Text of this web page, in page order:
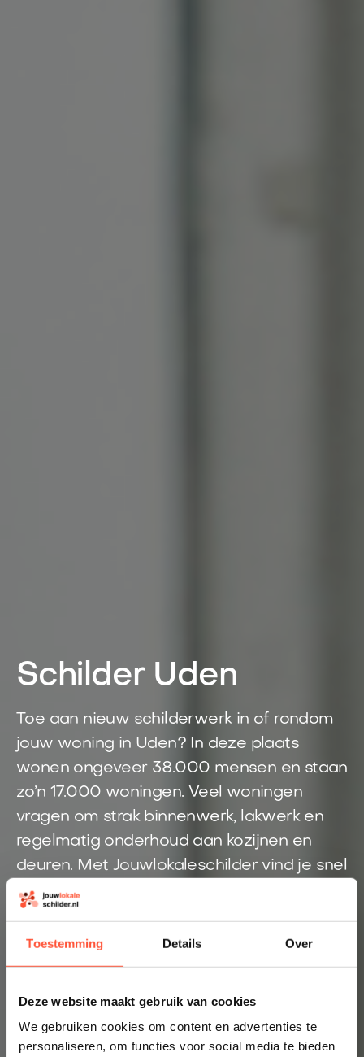
Toestemming Details Over
Deze website maakt gebruik van cookies
We gebruiken cookies om content en advertenties te
personaliseren, om functies voor social media te bieden
Schilder Uden
Toe aan nieuw schilderwerk in of rondom
jouw woning in Uden? In deze plaats
wonen ongeveer 38.000 mensen en staan
zo’n 17.000 woningen. Veel woningen
vragen om strak binnenwerk, lakwerk en
regelmatig onderhoud aan kozijnen en
deuren. Met Jouwlokaleschilder vind je snel
een lokale schilder die past bij jouw klus.
te krijgen over prijs, planning en uitvoering.
Altijd een schilder bij jou in de buurt
Prijsindicatie starten